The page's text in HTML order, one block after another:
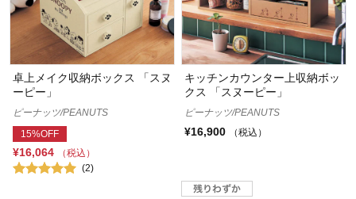
卓上メイク収納ボックス 「スヌ
ーピー」
ピーナッツ/PEANUTS
15%OFF
¥16,064
（税込）
(2)
キッチンカウンター上収納ボッ
クス 「スヌーピー」
ピーナッツ/PEANUTS
¥16,900 （税込）